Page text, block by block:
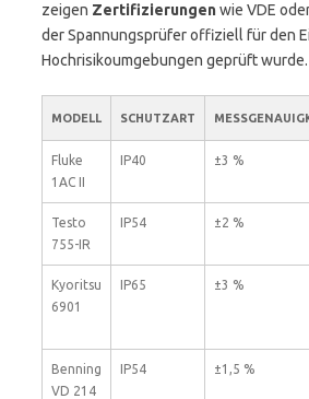
zeigen Zertifizierungenwie VDE
der Spannungsprüfer offiziell für den
Hochrisikoumgebungen geprüft wurde.
MODELL SCHUTZART
Fluke
1AC II
IP40 ±3 %
Testo
755-IR
IP54 ±2 %
Kyoritsu
6901
IP65 ±3 %
Benning
VD 214
IP54 ±1,5 %